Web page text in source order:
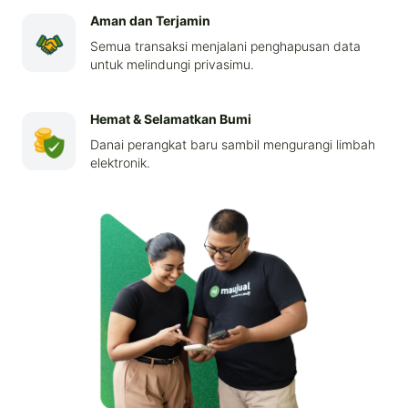
Aman dan Terjamin
Semua transaksi menjalani penghapusan data
untuk melindungi privasimu.
Hemat & Selamatkan Bumi
Danai perangkat baru sambil mengurangi limbah
elektronik.